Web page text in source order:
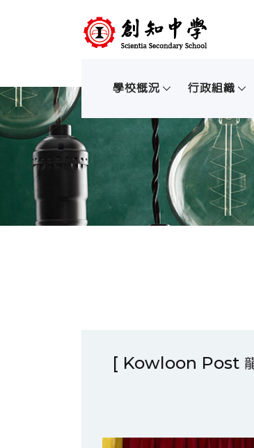
學校概況 行政組織
[ Kowloon Post 龍